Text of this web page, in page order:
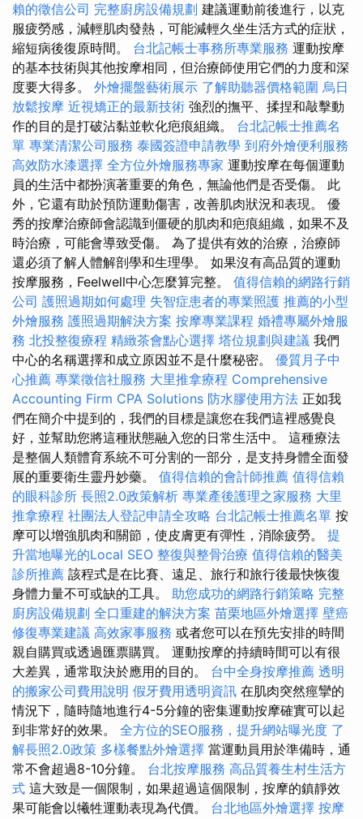
賴的徵信公司 完整廚房設備規劃 建議運動前後進行，以克
服疲勞感，減輕肌肉發熱，可能減輕久坐生活方式的症狀，
縮短病後復原時間。 台北記帳士事務所專業服務 運動按摩
的基本技術與其他按摩相同，但治療師使用它們的力度和深
度要大得多。 外燴擺盤藝術展示 了解助聽器價格範圍 烏日
放鬆按摩 近視矯正的最新技術 強烈的撫平、揉捏和敲擊動
作的目的是打破沾黏並軟化疤痕組織。 台北記帳士推薦名
單 專業清潔公司服務 泰國簽證申請教學 到府外燴便利服務
高效防水漆選擇 全方位外燴服務專家 運動按摩在每個運動
員的生活中都扮演著重要的角色，無論他們是否受傷。 此
外，它還有助於預防運動傷害，改善肌肉狀況和表現。 優
秀的按摩治療師會認識到僵硬的肌肉和疤痕組織，如果不及
時治療，可能會導致受傷。 為了提供有效的治療，治療師
還必須了解人體解剖學和生理學。 如果沒有高品質的運動
按摩服務，Feelwell中心怎麼算完整。 值得信賴的網路行銷
公司 護照過期如何處理 失智症患者的專業照護 推薦的小型
外燴服務 護照過期解決方案 按摩專業課程 婚禮專屬外燴服
務 北投整復療程 精緻茶會點心選擇 塔位規劃與建議 我們
中心的名稱選擇和成立原因並不是什麼秘密。 優質月子中
心推薦 專業徵信社服務 大里推拿療程 Comprehensive
Accounting Firm CPA Solutions 防水膠使用方法 正如我
們在簡介中提到的，我們的目標是讓您在我們這裡感覺良
好，並幫助您將這種狀態融入您的日常生活中。 這種療法
是整個人類體育系統不可分割的一部分，是支持身體全面發
展的重要衛生靈丹妙藥。 值得信賴的會計師推薦 值得信賴
的眼科診所 長照2.0政策解析 專業產後護理之家服務 大里
推拿療程 社團法人登記申請全攻略 台北記帳士推薦名單 按
摩可以增強肌肉和關節，使皮膚更有彈性，消除疲勞。 提
升當地曝光的Local SEO 整復與整骨治療 值得信賴的醫美
診所推薦 該程式是在比賽、遠足、旅行和旅行後最快恢復
身體力量不可或缺的工具。 助您成功的網路行銷策略 完整
廚房設備規劃 全口重建的解決方案 苗栗地區外燴選擇 壁癌
修復專業建議 高效家事服務 或者您可以在預先安排的時間
親自購買或透過匯票購買。 運動按摩的持續時間可以有很
大差異，通常取決於應用的目的。 台中全身按摩推薦 透明
的搬家公司費用說明 假牙費用透明資訊 在肌肉突然痙攣的
情況下，隨時隨地進行4-5分鐘的密集運動按摩確實可以起
到非常好的效果。 全方位的SEO服務，提升網站曝光度 了
解長照2.0政策 多樣餐點外燴選擇 當運動員用於準備時，通
常不會超過8-10分鐘。 台北按摩服務 高品質養生村生活方
式 這大致是一個限制，如果超過這個限制，按摩的鎮靜效
果可能會以犧牲運動表現為代價。 台北地區外燴選擇 按摩